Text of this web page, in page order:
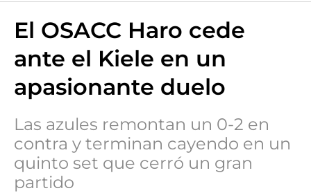
El OSACC Haro cede
ante el Kiele en un
apasionante duelo
Las azules remontan un 0-2 en
contra y terminan cayendo en un
quinto set que cerró un gran
partido